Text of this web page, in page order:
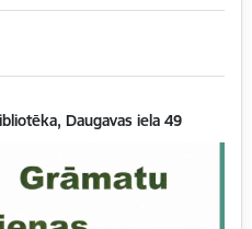
Daugavas iela 49